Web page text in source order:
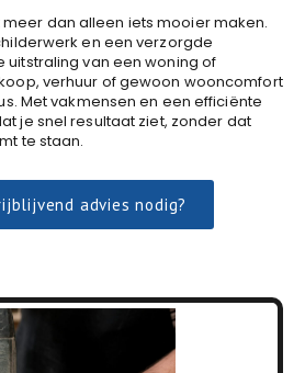
dan alleen iets mooier maken.
en een verzorgde
van een woning of
verhuur of gewoon wooncomfort
Met vakmensen en een efficiënte
je snel resultaat ziet, zonder dat
te staan.
advies nodig?